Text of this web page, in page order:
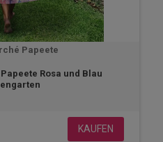
Papeete
Rosa und Blau
KAUFEN